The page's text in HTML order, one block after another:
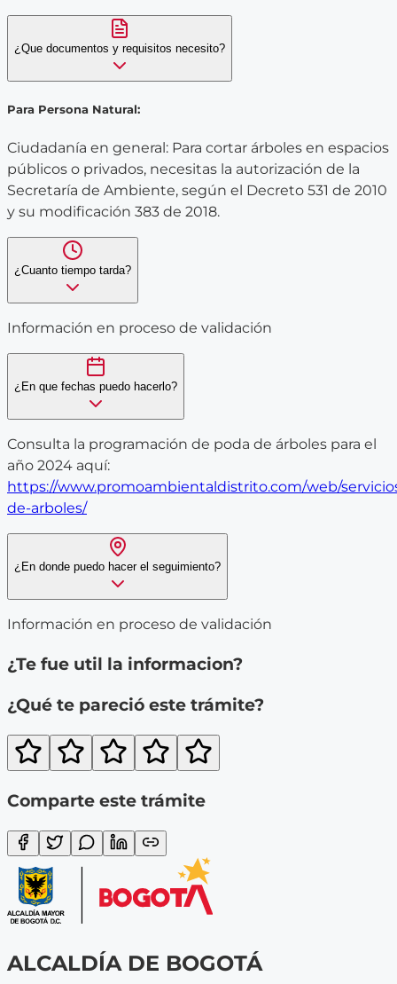
¿Que documentos y requisitos necesito?
Para Persona Natural:
Ciudadanía en general: Para cortar árboles en espacios
públicos o privados, necesitas la autorización de la
Secretaría de Ambiente, según el Decreto 531 de 2010
y su modificación 383 de 2018.
¿Cuanto tiempo tarda?
Información en proceso de validación
¿En que fechas puedo hacerlo?
Consulta la programación de poda de árboles para el
año 2024 aquí:
https://www.promoambientaldistrito.com/web/
de-arboles/
¿En donde puedo hacer el seguimiento?
Información en proceso de validación
¿Te fue util la informacion?
¿Qué te pareció este trámite?
Comparte este trámite
ALCALDÍA DE BOGOTÁ